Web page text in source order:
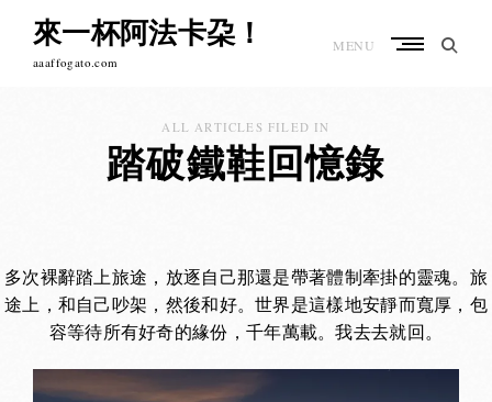
content來一杯阿法卡朶！
aaaffogato.com
MENU
ALL ARTICLES FILED IN
踏破鐵鞋回憶錄
多次裸辭踏上旅途，放逐自己那還是帶著體制牽掛的靈魂。旅
途上，和自己吵架，然後和好。世界是這樣地安靜而寬厚，包
容等待所有好奇的緣份，千年萬載。我去去就回。